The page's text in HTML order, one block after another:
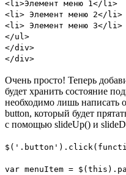
<li>Элемент меню 1</li>
<li> Элемент меню 2</li>
<li> Элемент меню 3</li>
</ul>
</div>
</div>
Очень просто! Теперь
будет хранить состояние
необходимо лишь написать
button, который будет
с помощью slideUp() и
var menuItem =